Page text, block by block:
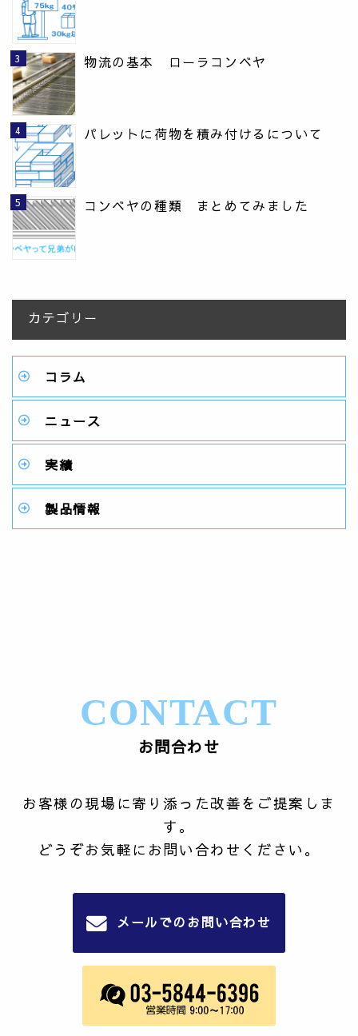
物流の基本 ローラコンベヤ
パレットに荷物を積み付けるについて
コンベヤの種類 まとめてみました
カテゴリー
コラム
ニュース
実績
製品情報
CONTACT
お問合わせ
お客様の現場に寄り添った改善をご提案しま
す。
どうぞお気軽にお問い合わせください。
メールでのお問い合わせ